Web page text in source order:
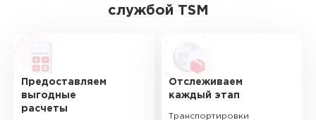
службой TSM
Предоставляем
выгодные
расчеты
Отслеживаем
каждый этап
Транспортировки